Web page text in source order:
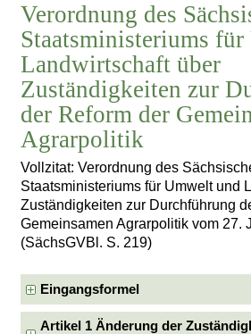
Verordnung des
Staatsministeriums
Landwirtschaft über
Zuständigkeiten zur
der Reform der
Agrarpolitik
Vollzitat: Verordnung des
Staatsministeriums für Umwelt und
Zuständigkeiten zur Durchführung
Gemeinsamen Agrarpolitik vom 27.
(SächsGVBl. S. 219)
Eingangsformel
Artikel 1 Änderung der